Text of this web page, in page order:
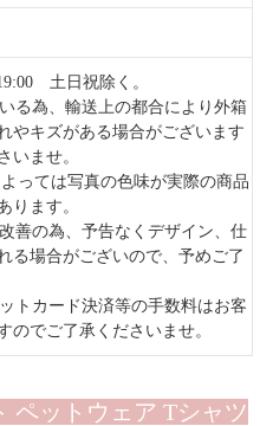
土日祝除く。
る為、輸送上の都合により外箱
やキズがある場合がございます
いませ。
っては写真の色味が実際の商品
ります。
善の為、予告なくデザイン、仕
る場合がございので、予めご了
トカード決済等の手数料はお客
のでご了承くださいませ。
ペットウェア Tシャツ